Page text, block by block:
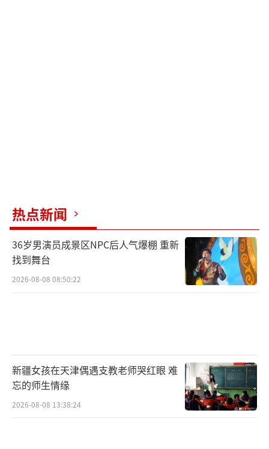
从“门票经济”到“全链消费闭环”
全球工业旅游占旅游总收入10%～15%，
我国占比不足5%，核心痛点是游客停留短、二
次消费空间未充分打开。
热点新闻
36岁男演员成景区NPC后人气爆棚 重新
找到舞台
2026-08-08 08:50:22
新疆女孩在天津偶遇支教老师哭红眼 难
忘的师生情缘
2026-08-08 13:38:24